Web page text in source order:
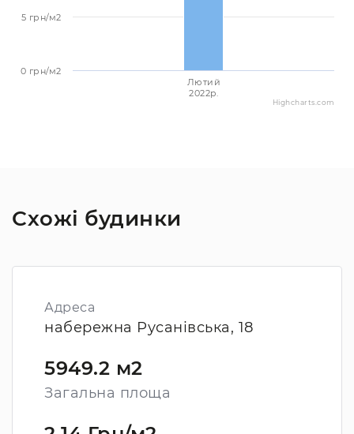
Лютий
2022p.
0 грн/м2
5 грн/м2
Highcharts.com
Схожі будинки
Адреса
набережна Русанівська, 18
5949.2 м2
Загальна площа